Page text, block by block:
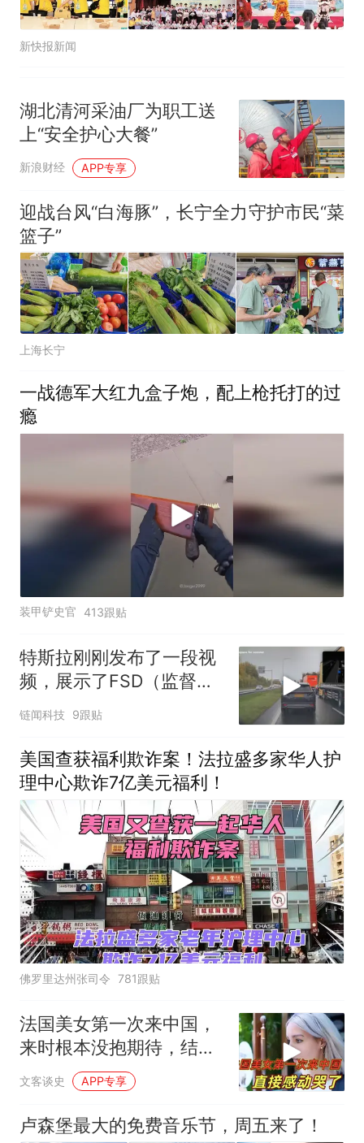
新快报新闻
湖北清河采油厂为职工送
上“安全护心大餐”
新浪财经 APP专享
迎战台风“白海豚”，长宁全力守护市民“菜
篮子”
上海长宁
一战德军大红九盒子炮，配上枪托打的过
瘾
装甲铲史官 413跟贴
特斯拉刚刚发布了一段视
频，展示了FSD（监督
版）在法国、德国、英国
等欧洲国家极端情况下避
免事故的画面
链闻科技 9跟贴
美国查获福利欺诈案！法拉盛多家华人护
理中心欺诈7亿美元福利！
佛罗里达州张司令 781跟贴
法国美女第一次来中国，
来时根本没抱期待，结果
直接泪洒张家界
文客谈史 APP专享
卢森堡最大的免费音乐节，周五来了！